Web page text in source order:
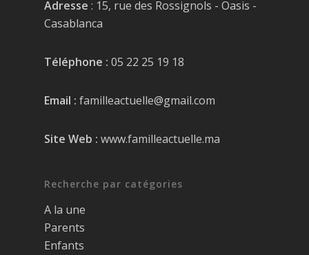
Adresse : 15, rue des Rossignols - Oasis -
Casablanca
Téléphone : 05 22 25 19 18
Email : familleactuelle@gmail.com
Site Web : www.familleactuelle.ma
Recherche par catégories
A la une
Parents
Enfants